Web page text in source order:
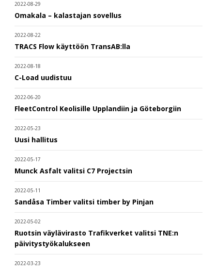
2022-08-29
Omakala – kalastajan sovellus
2022-08-22
TRACS Flow käyttöön TransAB:lla
2022-08-18
C-Load uudistuu
2022-06-20
FleetControl Keolisille Upplandiin ja Göteborgiin
2022-05-23
Uusi hallitus
2022-05-17
Munck Asfalt valitsi C7 Projectsin
2022-05-11
Sandåsa Timber valitsi timber by Pinjan
2022-05-02
Ruotsin väylävirasto Trafikverket valitsi TNE:n
päivitystyökalukseen
2022-03-23